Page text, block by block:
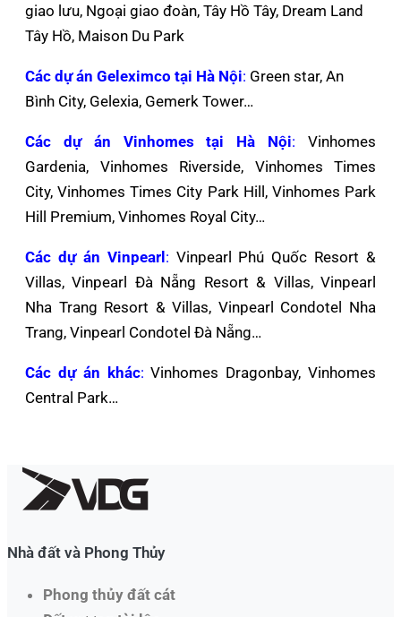
giao lưu, Ngoại giao đoàn, Tây Hồ Tây, Dream Land
Tây Hồ, Maison Du Park
Các dự án Geleximco tại Hà Nội: Green star, An
Bình City, Gelexia, Gemerk Tower…
Các dự án Vinhomes tại Hà Nội: Vinhomes
Gardenia, Vinhomes Riverside, Vinhomes Times
City, Vinhomes Times City Park Hill, Vinhomes Park
Hill Premium, Vinhomes Royal City…
Các dự án Vinpearl: Vinpearl Phú Quốc Resort &
Villas, Vinpearl Đà Nẵng Resort & Villas, Vinpearl
Nha Trang Resort & Villas, Vinpearl Condotel Nha
Trang, Vinpearl Condotel Đà Nẵng…
Các dự án khác: Vinhomes Dragonbay, Vinhomes
Central Park…
Nhà đất và Phong Thủy
Phong thủy đất cát